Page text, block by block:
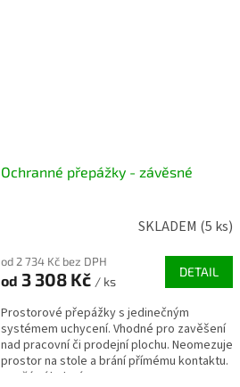
Ochranné přepážky - závěsné
SKLADEM (5 ks)
od 2 734 Kč bez DPH
od 3 308 Kč / ks
DETAIL
Prostorové přepážky s jedinečným
systémem uchycení. Vhodné pro zavěšení
nad pracovní či prodejní plochu. Neomezuje
prostor na stole a brání přímému kontaktu.
Součástí balení...